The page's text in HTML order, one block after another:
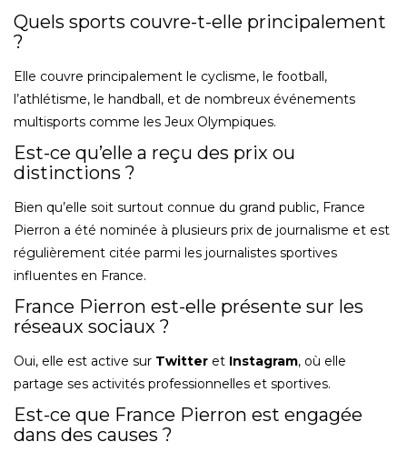
Quels sports couvre-t-elle principalement
?
Elle couvre principalement le cyclisme, le football,
l’athlétisme, le handball, et de nombreux événements
multisports comme les Jeux Olympiques.
Est-ce qu’elle a reçu des prix ou
distinctions ?
Bien qu’elle soit surtout connue du grand public, France
Pierron a été nominée à plusieurs prix de journalisme et est
régulièrement citée parmi les journalistes sportives
influentes en France.
France Pierron est-elle présente sur les
réseaux sociaux ?
Oui, elle est active sur Twitter et Instagram, où elle
partage ses activités professionnelles et sportives.
Est-ce que France Pierron est engagée
dans des causes ?